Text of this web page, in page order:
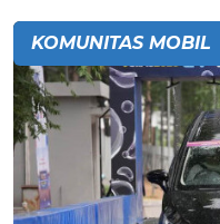
KOMUNITAS MOBIL